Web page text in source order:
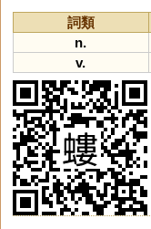
詞類
n.
v.